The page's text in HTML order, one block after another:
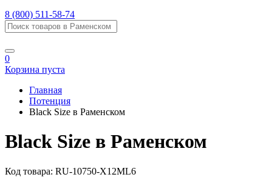
8 (800) 511-58-74
0
Корзина пуста
Главная
Потенция
Black Size в Раменском
Black Size в Раменском
Код товара: RU-10750-X12ML6